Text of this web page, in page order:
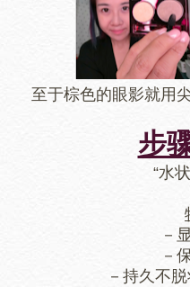
至于棕色的眼影就用
步
“水
－
－
－持久不